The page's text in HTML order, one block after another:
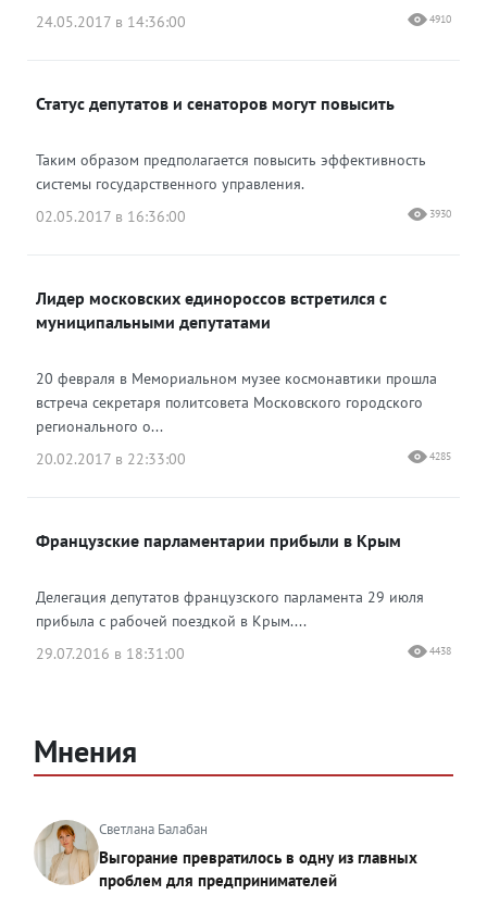
24.05.2017 в 14:36:00
4910
Статус депутатов и сенаторов могут повысить
Таким образом предполагается повысить эффективность
системы государственного управления.
02.05.2017 в 16:36:00
3930
Лидер московских единороссов встретился с
муниципальными депутатами
20 февраля в Мемориальном музее космонавтики прошла
встреча секретаря политсовета Московского городского
регионального о...
20.02.2017 в 22:33:00
4285
Французские парламентарии прибыли в Крым
Делегация депутатов французского парламента 29 июля
прибыла с рабочей поездкой в Крым....
29.07.2016 в 18:31:00
4438
Мнения
Светлана Балабан
Выгорание превратилось в одну из главных
проблем для предпринимателей